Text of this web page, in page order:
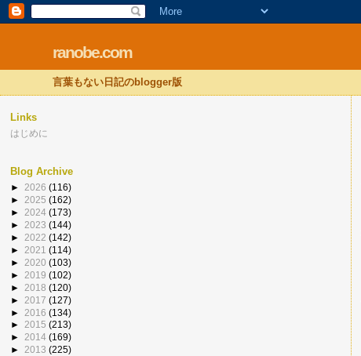
ranobe.com
言葉もない日記のblogger版
Links
はじめに
Blog Archive
► 2026 (116)
► 2025 (162)
► 2024 (173)
► 2023 (144)
► 2022 (142)
► 2021 (114)
► 2020 (103)
► 2019 (102)
► 2018 (120)
► 2017 (127)
► 2016 (134)
► 2015 (213)
► 2014 (169)
► 2013 (225)